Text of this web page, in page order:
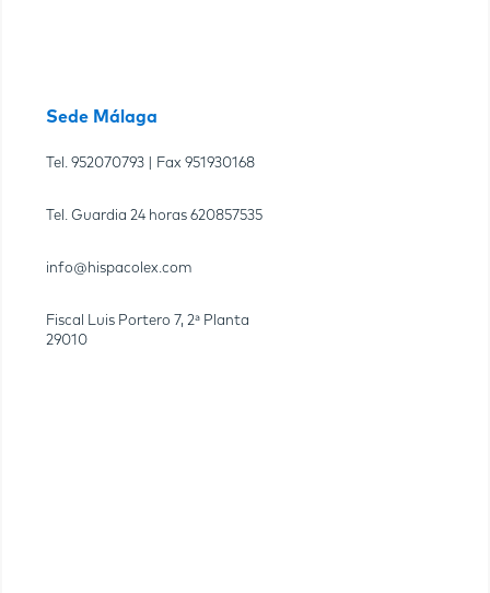
Sede Málaga
Tel. 952070793 | Fax 951930168
Tel. Guardia 24 horas 620857535
info@hispacolex.com
Fiscal Luis Portero 7, 2ª Planta
29010